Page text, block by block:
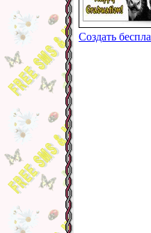
Создать